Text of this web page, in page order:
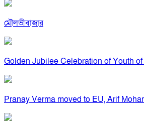
মৌলভীবাজার
Golden Jubilee Celebration of Youth
Pranay Verma moved to EU, Arif